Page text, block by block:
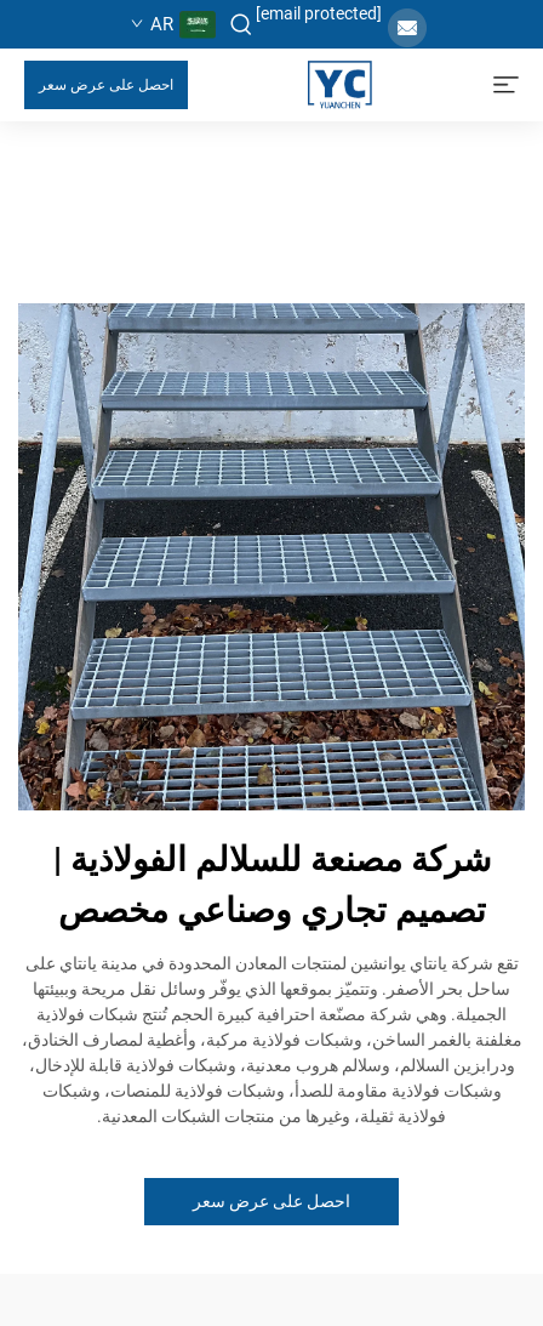
[email protected]
AR
احصل على عرض سعر
شركة مصنعة للسلالم الفولاذية |
تصميم تجاري وصناعي مخصص
تقع شركة يانتاي يوانشين لمنتجات المعادن المحدودة في مدينة يانتاي على
ساحل بحر الأصفر. وتتميّز بموقعها الذي يوفّر وسائل نقل مريحة وببيئتها
الجميلة. وهي شركة مصنّعة احترافية كبيرة الحجم تُنتج شبكات فولاذية
مغلفنة بالغمر الساخن، وشبكات فولاذية مركبة، وأغطية لمصارف الخنادق،
ودرابزين السلالم، وسلالم هروب معدنية، وشبكات فولاذية قابلة للإدخال،
وشبكات فولاذية مقاومة للصدأ، وشبكات فولاذية للمنصات، وشبكات
فولاذية ثقيلة، وغيرها من منتجات الشبكات المعدنية.
احصل على عرض سعر